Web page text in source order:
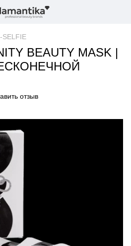
SELFIE
BEAUTY MASK |
отзыв